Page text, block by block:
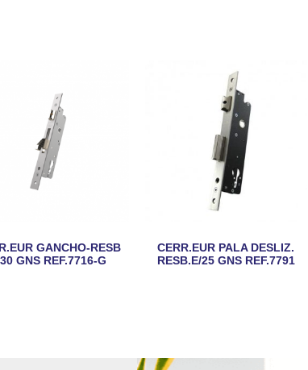
GANCHO-RESB
GNS REF.7716-G
CERR.EUR PALA DESLIZ.
RESB.E/25 GNS REF.7791